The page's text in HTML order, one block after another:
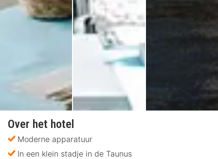
Over het hotel
Moderne apparatuur
In een klein stadje in de Taunus